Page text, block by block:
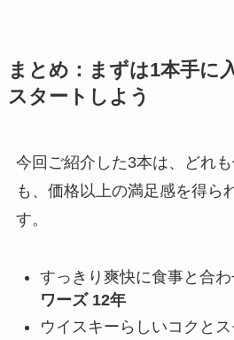
まとめ：まずは1本手に
スタートしよう
今回ご紹介した3本は、どれ
も、価格以上の満足感を得ら
す。
すっきり爽快に食事と合
ワーズ 12年
ウイスキーらしいコクと